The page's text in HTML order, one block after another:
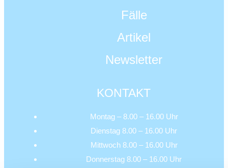
Fälle
Artikel
Newsletter
KONTAKT
Montag – 8.00 – 16.00 Uhr
Dienstag 8.00 – 16.00 Uhr
Mittwoch 8.00 – 16.00 Uhr
Donnerstag 8.00 – 16.00 Uhr